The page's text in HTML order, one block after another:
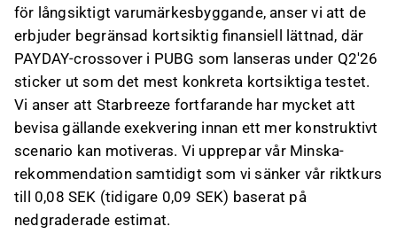
för långsiktigt varumärkesbyggande, anser vi att de
erbjuder begränsad kortsiktig finansiell lättnad, där
PAYDAY-crossover i PUBG som lanseras under Q2'26
sticker ut som det mest konkreta kortsiktiga testet.
Vi anser att Starbreeze fortfarande har mycket att
bevisa gällande exekvering innan ett mer konstruktivt
scenario kan motiveras. Vi upprepar vår Minska-
rekommendation samtidigt som vi sänker vår riktkurs
till 0,08 SEK (tidigare 0,09 SEK) baserat på
nedgraderade estimat.